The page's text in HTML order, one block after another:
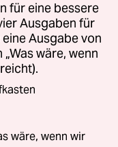
für eine bessere
Ausgaben für
Ausgabe von
wäre, wenn
wäre, wenn wir